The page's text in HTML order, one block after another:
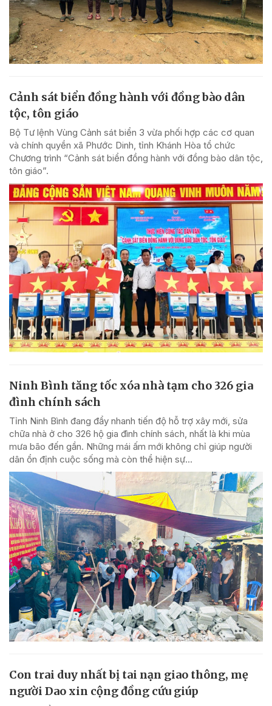
Cảnh sát biển đồng hành với đồng bào dân
tộc, tôn giáo
Bộ Tư lệnh Vùng Cảnh sát biển 3 vừa phối hợp các cơ quan
và chính quyền xã Phước Dinh, tỉnh Khánh Hòa tổ chức
Chương trình “Cảnh sát biển đồng hành với đồng bào dân tộc,
tôn giáo”.
Ninh Bình tăng tốc xóa nhà tạm cho 326 gia
đình chính sách
Tỉnh Ninh Bình đang đẩy nhanh tiến độ hỗ trợ xây mới, sửa
chữa nhà ở cho 326 hộ gia đình chính sách, nhất là khi mùa
mưa bão đến gần. Những mái ấm mới không chỉ giúp người
dân ổn định cuộc sống mà còn thể hiện sự...
Con trai duy nhất bị tai nạn giao thông, mẹ
người Dao xin cộng đồng cứu giúp